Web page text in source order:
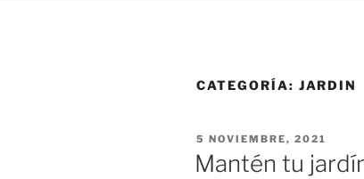
CATEGORÍA: JARDIN
PUBLICADO
EL
5 NOVIEMBRE, 2021
Mantén tu